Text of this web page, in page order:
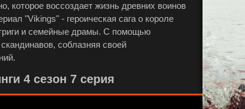
которое воссоздает жизнь древних воинов
"Vikings" - героическая сага о короле
и семейные драмы. С помощью
соблазняя своей
4 сезон 7 серия